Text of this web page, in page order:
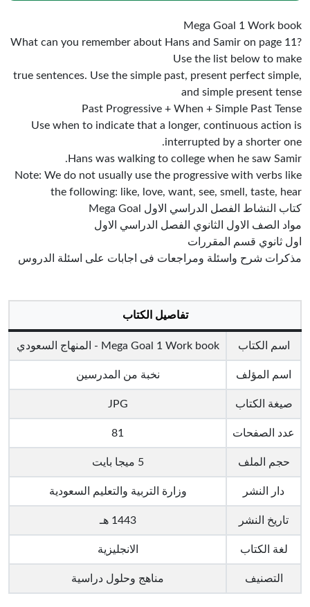
Mega Goal 1 Work book
What can you remember about Hans and Samir on page 11?
Use the list below to make
true sentences. Use the simple past, present perfect simple,
and simple present tense
Past Progressive + When + Simple Past Tense
Use when to indicate that a longer, continuous action is
interrupted by a shorter one.
Hans was walking to college when he saw Samir.
Note: We do not usually use the progressive with verbs like
the following: like, love, want, see, smell, taste, hear
كتاب النشاط الفصل الدراسي الاول Mega Goal
مواد الصف الاول الثانوي الفصل الدراسي الاول
اول ثانوي قسم المقررات
مذكرات شرح واسئلة ومراجعات فى اجابات على اسئلة الدروس
تفاصيل الكتاب
اسم الكتاب Mega Goal 1 Work book - المنهاج السعودي
اسم المؤلف نخبة من المدرسين
صيغة الكتاب JPG
عدد الصفحات 81
حجم الملف 5 ميجا بايت
دار النشر وزارة التربية والتعليم السعودية
تاريخ النشر 1443 هـ
لغة الكتاب الانجليزية
التصنيف مناهج وحلول دراسية